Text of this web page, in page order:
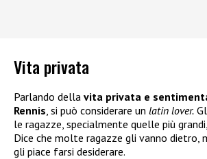
Vita privata
Parlando della vita privata e
Rennis , si può considerare un latin lover.
le ragazze, specialmente quelle più
Dice che molte ragazze gli vanno dietro,
gli piace farsi desiderare.